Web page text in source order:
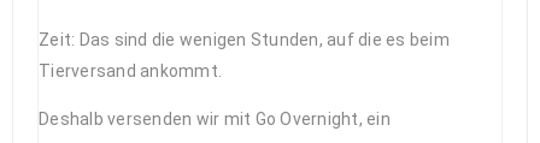
Zeit: Das sind die wenigen Stunden, auf die es beim
Tierversand ankommt.
Deshalb versenden wir mit Go Overnight, ein